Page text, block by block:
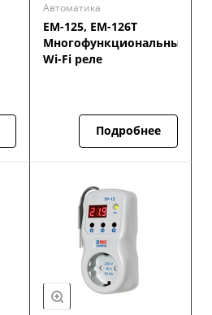
Автоматика
ЕМ-125, ЕМ-126Т
Многофункциональные
Wi-Fi реле
Подробнее